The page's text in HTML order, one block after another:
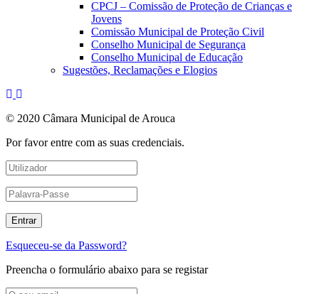
CPCJ – Comissão de Proteção de Crianças e
Jovens
Comissão Municipal de Proteção Civil
Conselho Municipal de Segurança
Conselho Municipal de Educação
Sugestões, Reclamações e Elogios
© 2020 Câmara Municipal de Arouca
Por favor entre com as suas credenciais.
Esqueceu-se da Password?
Preencha o formulário abaixo para se registar